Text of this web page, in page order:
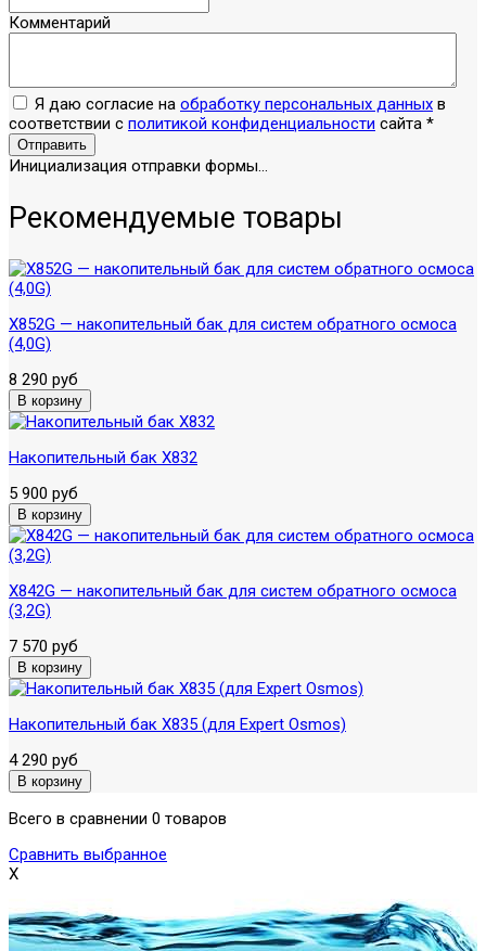
Комментарий
Я даю согласие на обработку персональных данных в
соответствии с политикой конфиденциальности сайта *
Отправить
Инициализация отправки формы...
Рекомендуемые товары
X852G — накопительный бак для систем обратного осмоса
(4,0G)
8 290 руб
Накопительный бак X832
5 900 руб
X842G — накопительный бак для систем обратного осмоса
(3,2G)
7 570 руб
Накопительный бак X835 (для Expert Osmos)
4 290 руб
Всего в сравнении 0 товаров
Сравнить выбранное
X